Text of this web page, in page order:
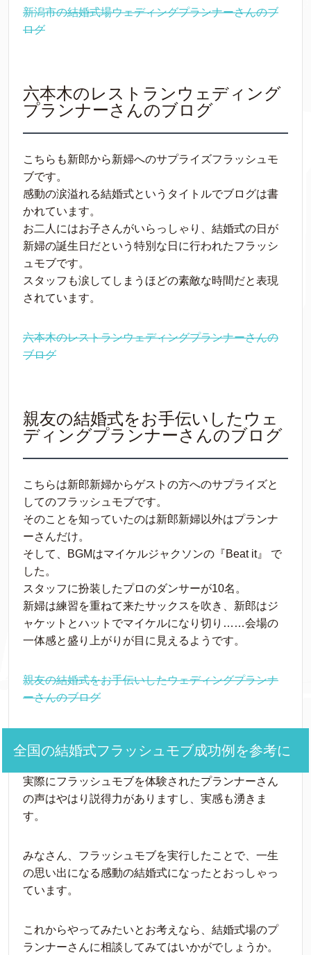
新潟市の結婚式場ウェディングプランナーさんのブ
ログ
六本木のレストランウェディング
プランナーさんのブログ
こちらも新郎から新婦へのサプライズフラッシュモ
ブです。
感動の涙溢れる結婚式というタイトルでブログは書
かれています。
お二人にはお子さんがいらっしゃり、結婚式の日が
新婦の誕生日だという特別な日に行われたフラッシ
ュモブです。
スタッフも涙してしまうほどの素敵な時間だと表現
されています。
六本木のレストランウェディングプランナーさんの
ブログ
親友の結婚式をお手伝いしたウェ
ディングプランナーさんのブログ
こちらは新郎新婦からゲストの方へのサプライズと
してのフラッシュモブです。
そのことを知っていたのは新郎新婦以外はプランナ
ーさんだけ。
そして、BGMはマイケルジャクソンの『Beat it』 で
した。
スタッフに扮装したプロのダンサーが10名。
新婦は練習を重ねて来たサックスを吹き、新郎はジ
ャケットとハットでマイケルになり切り……会場の
一体感と盛り上がりが目に見えるようです。
親友の結婚式をお手伝いしたウェディングプランナ
ーさんのブログ
全国の結婚式フラッシュモブ成功例を参考に
実際にフラッシュモブを体験されたプランナーさん
の声はやはり説得力がありますし、実感も湧きま
す。
みなさん、フラッシュモブを実行したことで、一生
の思い出になる感動の結婚式になったとおっしゃっ
ています。
これからやってみたいとお考えなら、結婚式場のプ
ランナーさんに相談してみてはいかがでしょうか。